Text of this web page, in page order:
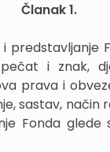
Članak 1.
predstavljanje
i znak,
prava i
sastav,
Fonda